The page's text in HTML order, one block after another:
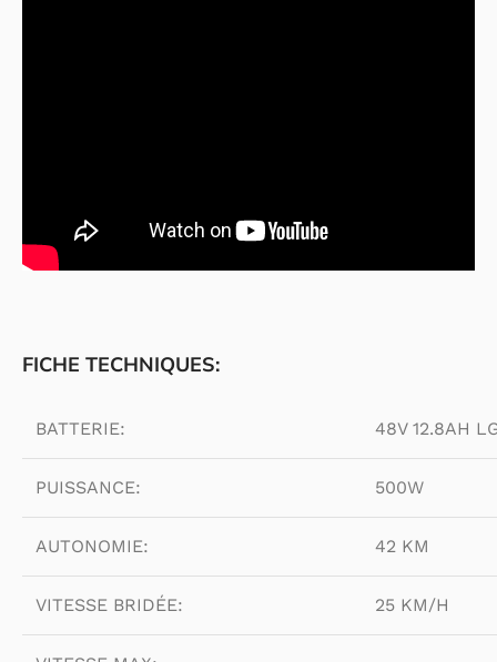
FICHE TECHNIQUES:
BATTERIE: 48V 12.8AH
PUISSANCE: 500W
AUTONOMIE: 42 KM
VITESSE BRIDÉE: 25 KM/H